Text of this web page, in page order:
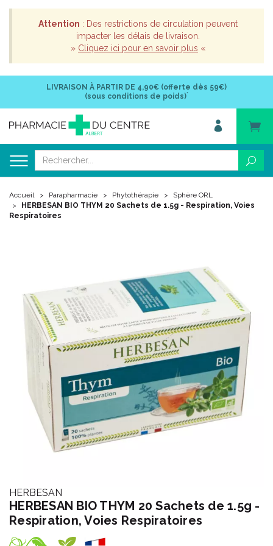
Attention : Des restrictions de circulation peuvent
impacter les délais de livraison.
» Cliquez ici pour en savoir plus «
LIVRAISON À PARTIR DE 4,90€ (offerte dès 59€)
(sous conditions de poids)*
Accueil Parapharmacie Phytothérapie
Sphère ORL
HERBESAN BIO THYM 20 Sachets de 1.5g - Respiration, Voies
Respiratoires
HERBESAN
HERBESAN BIO THYM 20 Sachets de 1.5g -
Respiration, Voies Respiratoires